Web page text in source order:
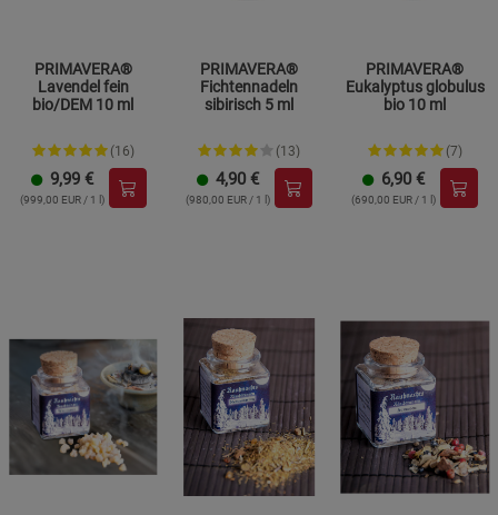
PRIMAVERA®
Lavendel fein
bio/DEM 10 ml
(16)
9,99 €
(999,00 EUR / 1 l)
PRIMAVERA®
Fichtennadeln
sibirisch 5 ml
(13)
4,90 €
(980,00 EUR / 1 l)
PRIMAVERA®
Eukalyptus globulus
bio 10 ml
(7)
6,90 €
(690,00 EUR / 1 l)